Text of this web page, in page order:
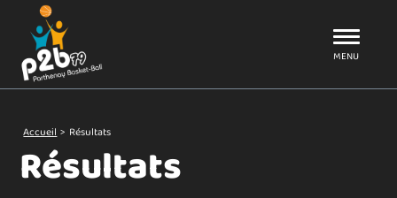
P2B79
MENU
Accueil > Résultats
Résultats